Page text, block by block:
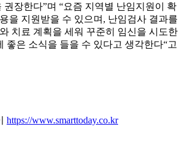
권장한다”며 “요즘 지역별 난임지원이 확
을 지원받을 수 있으며, 난임검사 결과를
치료 계획을 세워 꾸준히 임신을 시도한
좋은 소식을 들을 수 있다고 생각한다“고
https://www.smarttoday.co.kr